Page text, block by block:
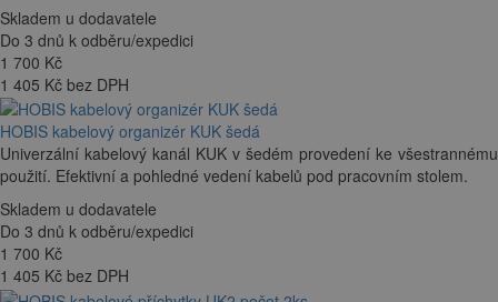
Skladem u dodavatele
Do 3 dnů k odběru/expedici
1 700 Kč
1 405 Kč bez DPH
HOBIS kabelový organizér KUK šedá
Univerzální kabelový kanál KUK v šedém provedení ke všestrannému
použití. Efektivní a pohledné vedení kabelů pod pracovním stolem.
Skladem u dodavatele
Do 3 dnů k odběru/expedici
1 700 Kč
1 405 Kč bez DPH